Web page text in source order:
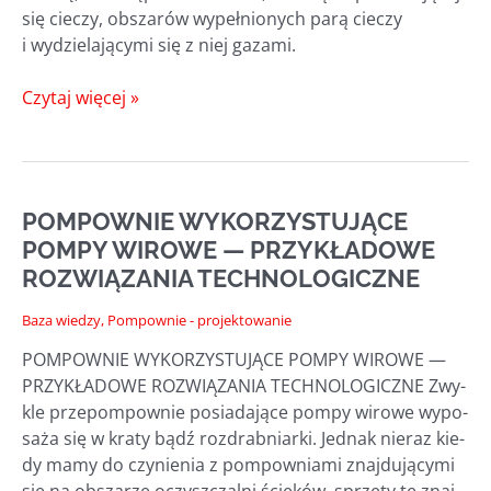
się cie­czy, obsza­rów wypeł­nio­nych parą cie­czy
i wydzie­la­ją­cy­mi się z niej gazami.
PRZECIWDZIAŁANIE
POMPOWNI
Czytaj więcej »
POMPOWNIE WYKORZYSTUJĄCE
POMPY WIROWE — PRZYKŁADOWE
ROZWIĄZANIA TECHNOLOGICZNE
Baza wiedzy, Pompownie - projektowanie
POMPOWNIE WYKORZYSTUJĄCE POMPY WIROWE —
PRZYKŁADOWE ROZWIĄZANIA TECHNOLOGICZNE Zwy­
kle prze­pom­pow­nie posia­da­ją­ce pom­py wiro­we wypo­
sa­ża się w kra­ty bądź roz­drab­niar­ki. Jed­nak nie­raz kie­
dy mamy do czy­nie­nia z pom­pow­nia­mi znaj­du­ją­cy­mi